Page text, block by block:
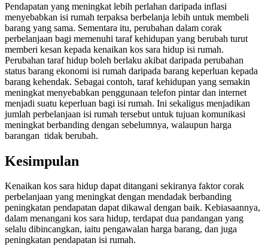
Pendapatan yang meningkat lebih perlahan daripada inflasi
menyebabkan isi rumah terpaksa berbelanja lebih untuk membeli
barang yang sama. Sementara itu, perubahan dalam corak
perbelanjaan bagi memenuhi taraf kehidupan yang berubah turut
memberi kesan kepada kenaikan kos sara hidup isi rumah.
Perubahan taraf hidup boleh berlaku akibat daripada perubahan
status barang ekonomi isi rumah daripada barang keperluan kepada
barang kehendak. Sebagai contoh, taraf kehidupan yang semakin
meningkat menyebabkan penggunaan telefon pintar dan internet
menjadi suatu keperluan bagi isi rumah. Ini sekaligus menjadikan
jumlah perbelanjaan isi rumah tersebut untuk tujuan komunikasi
meningkat berbanding dengan sebelumnya, walaupun harga
barangan tidak berubah.
Kesimpulan
Kenaikan kos sara hidup dapat ditangani sekiranya faktor corak
perbelanjaan yang meningkat dengan mendadak berbanding
peningkatan pendapatan dapat dikawal dengan baik. Kebiasaannya,
dalam menangani kos sara hidup, terdapat dua pandangan yang
selalu dibincangkan, iaitu pengawalan harga barang, dan juga
peningkatan pendapatan isi rumah.